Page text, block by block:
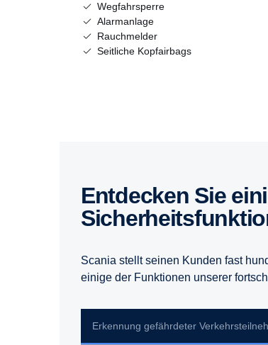
Wegfahrsperre
Alarmanlage
Rauchmelder
Seitliche Kopfairbags
Entdecken Sie einige der
Scania stellt seinen Kunden fast
einige der Funktionen unserer
Erkennung gefährdeter